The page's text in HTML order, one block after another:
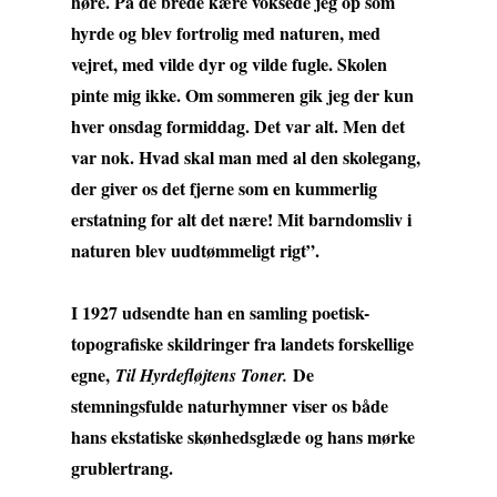
hyrde og blev fortrolig med naturen, med
vejret, med vilde dyr og vilde fugle. Skolen
pinte mig ikke. Om sommeren gik jeg der kun
hver onsdag formiddag. Det var alt. Men det
var nok. Hvad skal man med al den skolegang,
der giver os det fjerne som en kummerlig
erstatning for alt det nære! Mit barndomsliv i
naturen blev uudtømmeligt rigt”.
I 1927 udsendte han en samling poetisk-
topografiske skildringer fra landets forskellige
egne, Til Hyrdefløjtens Toner. De
stemningsfulde naturhymner viser os både
hans ekstatiske skønhedsglæde og hans mørke
grublertrang.